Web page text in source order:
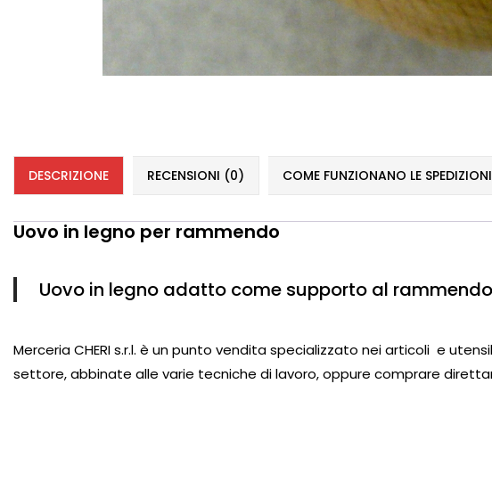
DESCRIZIONE RECENSIONI (0) COME FUNZIONANO LE
Uovo in legno per rammendo
Uovo in legno adatto come supporto al
Merceria CHERI s.r.l. è un punto vendita specializzato nei articoli e
settore, abbinate alle varie tecniche di lavoro, oppure comprare